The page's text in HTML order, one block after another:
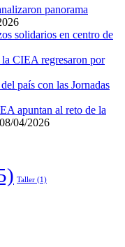
panorama
solidarios en centro de
la CIEA regresaron por
país con las Jornadas
apuntan al reto de la
08/04/2026
Taller (1)